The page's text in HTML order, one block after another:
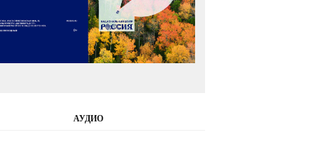
АУДИО